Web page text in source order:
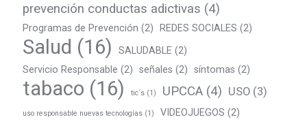
prevención conductas adictivas (4)
Programas de Prevención (2) REDES SOCIALES (2)
Salud (16) SALUDABLE (2)
Servicio Responsable (2) señales (2) síntomas (2)
tabaco (16) tic´s (1) UPCCA (4) USO (3)
uso responsable nuevas tecnologías (1) VIDEOJUEGOS (2)